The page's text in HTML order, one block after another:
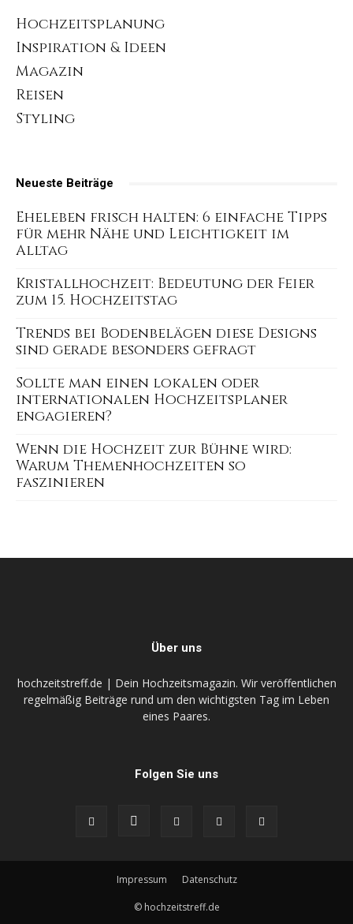
Hochzeitsplanung
Inspiration & Ideen
Magazin
Reisen
Styling
Neueste Beiträge
Eheleben frisch halten: 6 einfache Tipps
für mehr Nähe und Leichtigkeit im
Alltag
Kristallhochzeit: Bedeutung der Feier
zum 15. Hochzeitstag
Trends bei Bodenbelägen diese Designs
sind gerade besonders gefragt
Sollte man einen lokalen oder
internationalen Hochzeitsplaner
engagieren?
Wenn die Hochzeit zur Bühne wird:
Warum Themenhochzeiten so
faszinieren
Über uns
hochzeitstreff.de | Dein Hochzeitsmagazin. Wir veröffentlichen
regelmäßig Beiträge rund um den wichtigsten Tag im Leben
eines Paares.
Folgen Sie uns
Impressum Datenschutz
© hochzeitstreff.de